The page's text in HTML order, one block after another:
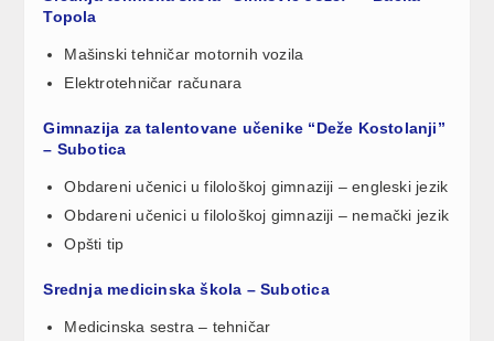
Topola
Mašinski tehničar motornih vozila
Elektrotehničar računara
Gimnazija za talentovane učenike “Deže Kostolanji”
– Subotica
Obdareni učenici u filološkoj gimnaziji – engleski jezik
Obdareni učenici u filološkoj gimnaziji – nemački jezik
Opšti tip
Srednja medicinska škola – Subotica
Medicinska sestra – tehničar